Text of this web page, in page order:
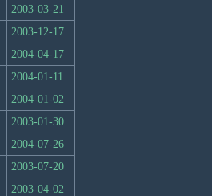
2003-03-21
2003-12-17
2004-04-17
2004-01-11
2004-01-02
2003-01-30
2004-07-26
2003-07-20
2003-04-02